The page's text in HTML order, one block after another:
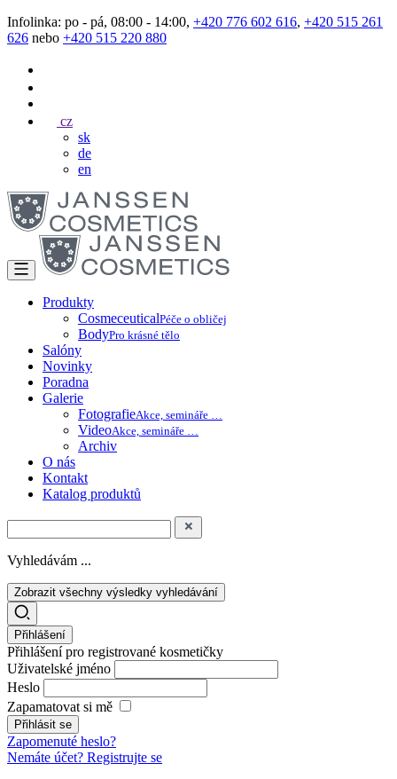
Infolinka: po - pá, 08:00 - 14:00, +420 776 602 616, +420 515 261
626 nebo +420 515 220 880
cz
sk
de
en
Produkty
CosmeceuticalPéče o obličej
BodyPro krásné tělo
Salóny
Novinky
Poradna
Galerie
FotografieAkce, semináře …
VideoAkce, semináře …
Archiv
O nás
Kontakt
Katalog produktů
Vyhledávám ...
Zobrazit všechny výsledky vyhledávání
Přihlášení
Přihlášení pro registrované kosmetičky
Uživatelské jméno
Heslo
Zapamatovat si mě
Zapomenuté heslo?
Nemáte účet? Registrujte se